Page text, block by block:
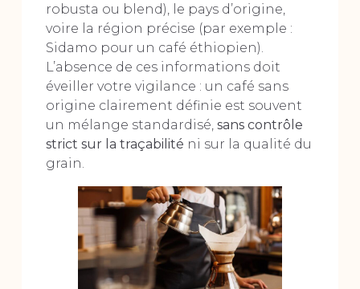
robusta ou blend), le pays d’origine,
voire la région précise (par exemple :
Sidamo pour un café éthiopien).
L’absence de ces informations doit
éveiller votre vigilance : un café sans
origine clairement définie est souvent
un mélange standardisé, sans contrôle
strict sur la traçabilité ni sur la qualité du
grain.